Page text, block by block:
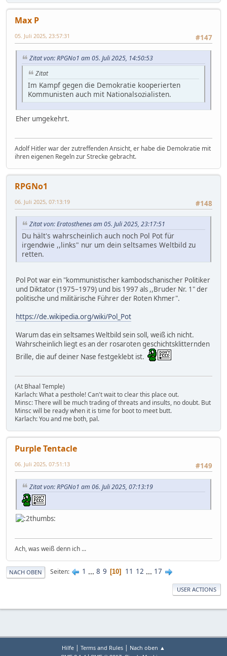
Max P
#147
05. Juli 2025, 23:57:31
Zitat von: RPGNo1 am 05. Juli 2025, 14:50:53
Zitat
Im Kampf gegen die Demokratie kooperierten
Kommunisten auch mit Nationalsozialisten.
Eher umgekehrt.
Adolf Hitler war der zutreffenden Ansicht, er habe die Demokratie mit
ihren eigenen Regeln zur Strecke gebracht.
RPGNo1
#148
06. Juli 2025, 07:13:19
Zitat von: Eratosthenes am 05. Juli 2025, 23:17:51
Du hält's wahrscheinlich auch noch Pol Pot für
irgendwie ,,links" nur um dein seltsames Weltbild zu
retten.
Pol Pot war ein "kommunistischer kambodschanischer Politiker
und Diktator (1975–1979) und bis 1997 als ,,Bruder Nr. 1" der
politische und militärische Führer der Roten Khmer".
https://de.wikipedia.org/wiki/Pol_Pot
Warum das ein seltsames Weltbild sein soll, weiß ich nicht.
Wahrscheinlich liegt es an der rosaroten geschichtsklitternden
Brille, die auf deiner Nase festgeklebt ist.
(At Bhaal Temple)
Karlach: What a pesthole! Can't wait to clear this place out.
Minsc: There will be much trading of threats and insults, no doubt. But
Minsc will be ready when it is time for boot to meet butt.
Karlach: You and me both, pal.
Purple Tentacle
#149
06. Juli 2025, 07:51:13
Zitat von: RPGNo1 am 06. Juli 2025, 07:13:19
Ach, was weiß denn ich ...
NACH OBEN Seiten 1 ... 8 9 10 11 12 ... 17
USER ACTIONS
Hilfe | Terms and Rules | Nach oben ▲